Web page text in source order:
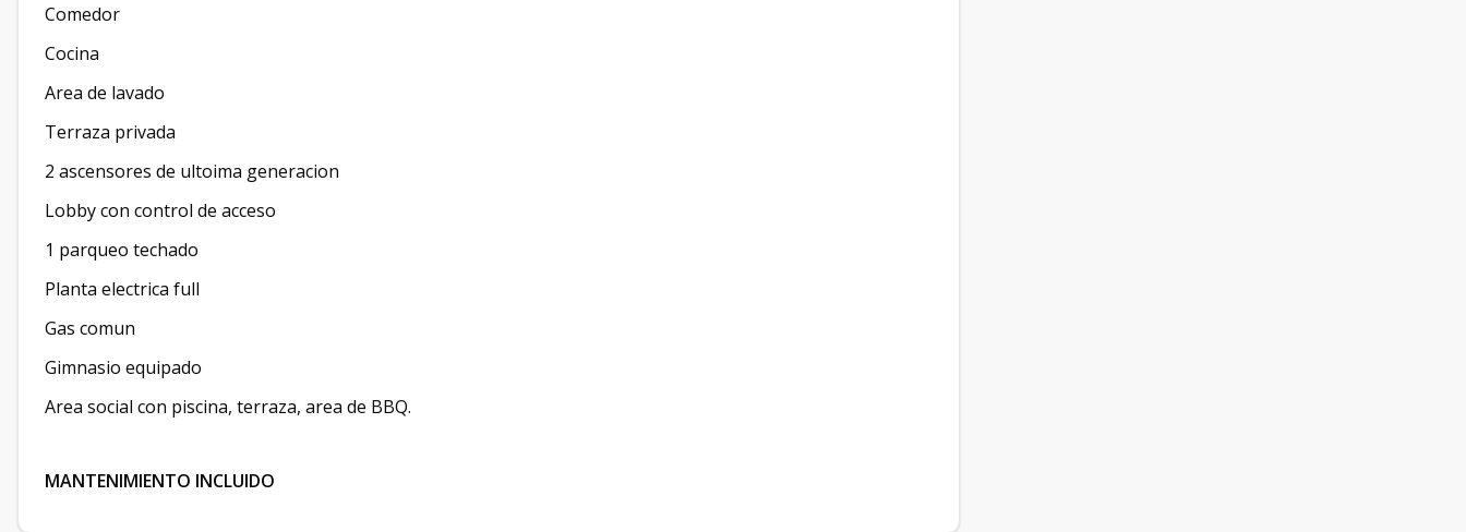
Comedor
Cocina
Area de lavado
Terraza privada
2 ascensores de ultoima generacion
Lobby con control de acceso
1 parqueo techado
Planta electrica full
Gas comun
Gimnasio equipado
Area social con piscina, terraza, area de BBQ.
MANTENIMIENTO INCLUIDO